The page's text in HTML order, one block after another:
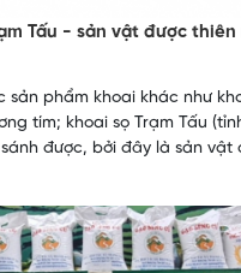
Tấu - sản vật được
sản phẩm khoai khác như
tím; khoai sọ Trạm Tấu
được, bởi đây là sản vật